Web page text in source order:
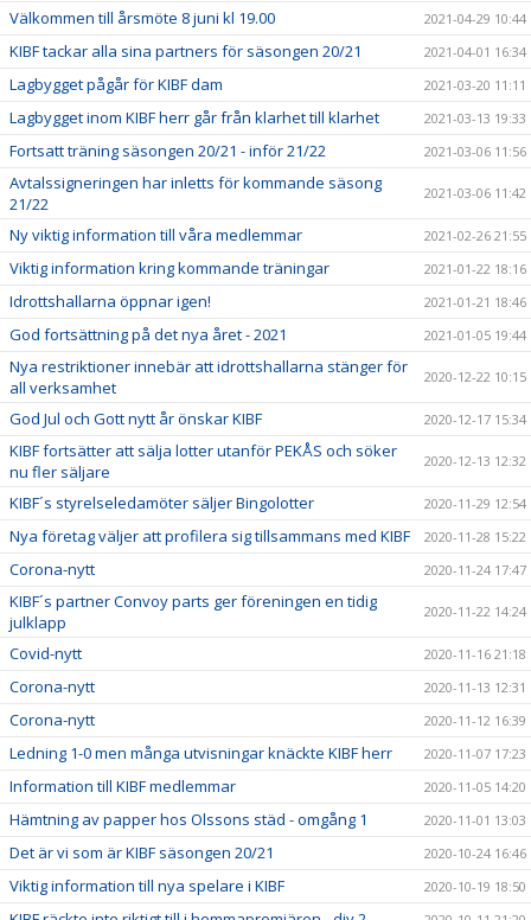
Välkommen till årsmöte 8 juni kl 19.00 2021-04-29 10:44
KIBF tackar alla sina partners för säsongen 20/21 2021-04-01 16:34
Lagbygget pågår för KIBF dam 2021-03-20 11:11
Lagbygget inom KIBF herr går från klarhet till klarhet 2021-03-13 19:33
Fortsatt träning säsongen 20/21 - inför 21/22 2021-03-06 11:56
Avtalssigneringen har inletts för kommande säsong
21/22
2021-03-06 11:42
Ny viktig information till våra medlemmar 2021-02-26 21:55
Viktig information kring kommande träningar 2021-01-22 18:16
Idrottshallarna öppnar igen! 2021-01-21 18:46
God fortsättning på det nya året - 2021 2021-01-05 19:44
Nya restriktioner innebär att idrottshallarna stänger för
all verksamhet
2020-12-22 10:15
God Jul och Gott nytt år önskar KIBF 2020-12-17 15:34
KIBF fortsätter att sälja lotter utanför PEKÅS och söker
nu fler säljare
2020-12-13 12:32
KIBF´s styrelseledamöter säljer Bingolotter 2020-11-29 12:54
Nya företag väljer att profilera sig tillsammans med KIBF 2020-11-28 15:22
Corona-nytt 2020-11-24 17:47
KIBF´s partner Convoy parts ger föreningen en tidig
julklapp
2020-11-22 14:24
Covid-nytt 2020-11-16 21:18
Corona-nytt 2020-11-13 12:31
Corona-nytt 2020-11-12 16:39
Ledning 1-0 men många utvisningar knäckte KIBF herr 2020-11-07 17:23
Information till KIBF medlemmar 2020-11-05 14:20
Hämtning av papper hos Olssons städ - omgång 1 2020-11-01 13:03
Det är vi som är KIBF säsongen 20/21 2020-10-24 16:46
Viktig information till nya spelare i KIBF 2020-10-19 18:50